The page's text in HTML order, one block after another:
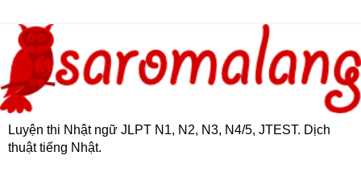
Luyện thi Nhật ngữ JLPT N1, N2, N3, N4/5, JTEST. Dịch
thuật tiếng Nhật.